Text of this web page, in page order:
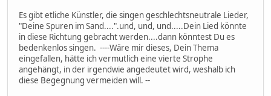
Es gibt etliche Künstler, die singen geschlechtsneutrale Lieder,
"Deine Spuren im Sand....".und, und, und.....Dein Lied könnte
in diese Richtung gebracht werden....dann könntest Du es
bedenkenlos singen. ----Wäre mir dieses, Dein Thema
eingefallen, hätte ich vermutlich eine vierte Strophe
angehängt, in der irgendwie angedeutet wird, weshalb ich
diese Begegnung vermeiden will. --